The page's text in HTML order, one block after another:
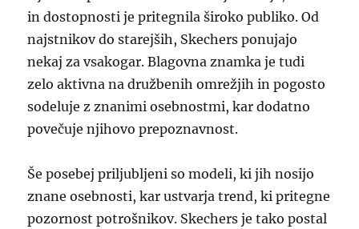
in dostopnosti je pritegnila široko publiko. Od
najstnikov do starejših, Skechers ponujajo
nekaj za vsakogar. Blagovna znamka je tudi
zelo aktivna na družbenih omrežjih in pogosto
sodeluje z znanimi osebnostmi, kar dodatno
povečuje njihovo prepoznavnost.
Še posebej priljubljeni so modeli, ki jih nosijo
znane osebnosti, kar ustvarja trend, ki pritegne
pozornost potrošnikov. Skechers je tako postal